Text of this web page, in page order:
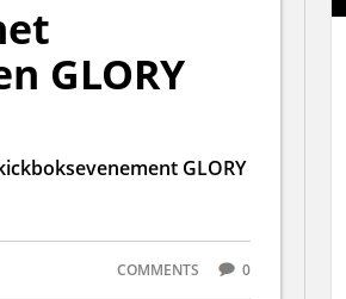
GLORY
GLORY
COMMENTS 0